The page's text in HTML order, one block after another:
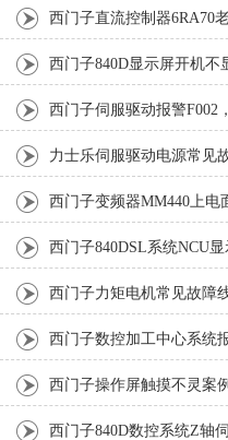
西门子直流控制器6RA70
励磁保险修理解决方法
西门子840D显示屏开机不
（修复率高达96%以上）
西门子伺服驱动报警F002
障成因与系统性解决方案
力士乐伺服驱动电源常见
报F2819修复解决
西门子变频器MM440上电
灯不亮现象修复排除
西门子840DSL系统NCU显
死机(当天修复)发货前提
西门子力矩电机常见故障
接地烧坏（修完跟原厂一样
西门子数控加工中心系统
231100成功检修排除
西门子操作屏触摸不灵案
析
西门子840D数控系统Z轴